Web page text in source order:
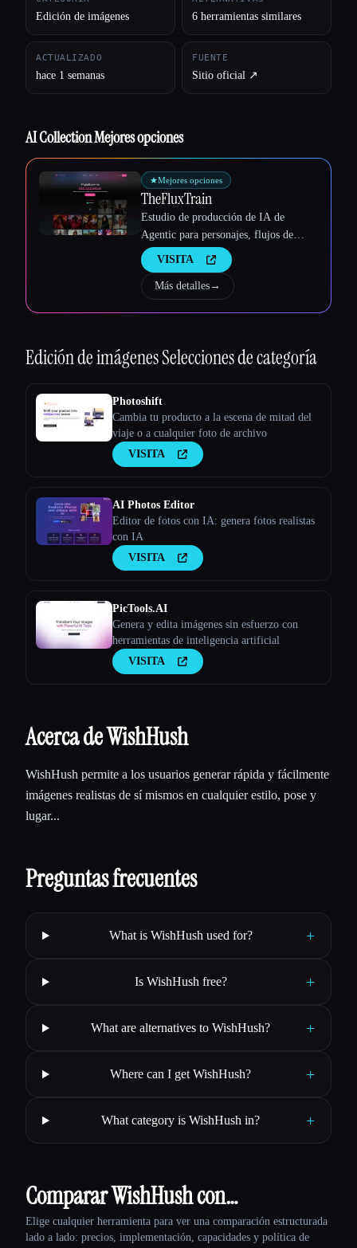
Esc
Edición de imágenes 6 herramientas similares
ACTUALIZADO
hace 1 semanas
FUENTE
Sitio oficial ↗︎
AI Collection Mejores opciones
★Mejores opciones
TheFluxTrain
Estudio de producción de IA de
Agentic para personajes, flujos de
trabajo y vídeos coherentes
VISITA
Más detalles→
Edición de imágenesSelecciones de categoría
Photoshift
Cambia tu producto a la escena de mitad del
viaje o a cualquier foto de archivo
VISITA
AI Photos Editor
Editor de fotos con IA: genera fotos realistas
con IA
VISITA
PicTools.AI
Genera y edita imágenes sin esfuerzo con
herramientas de inteligencia artificial
VISITA
Acerca de WishHush
WishHush permite a los usuarios generar rápida y fácilmente
imágenes realistas de sí mismos en cualquier estilo, pose y
lugar...
Preguntas frecuentes
What is WishHush used for? +
Is WishHush free? +
What are alternatives to WishHush? +
Where can I get WishHush? +
What category is WishHush in? +
Comparar WishHush con…
Elige cualquier herramienta para ver una comparación estructurada
lado a lado: precios, implementación, capacidades y política de